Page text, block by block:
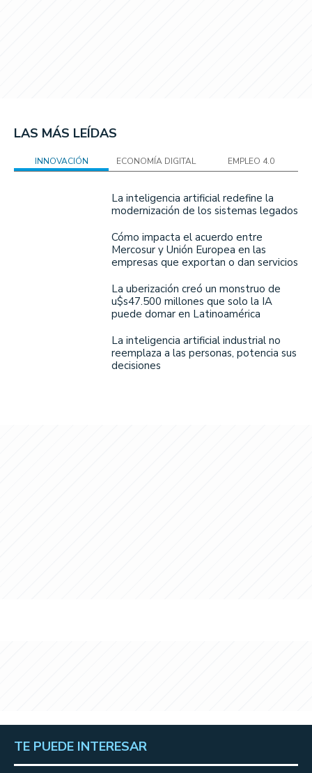
LAS MÁS LEÍDAS
INNOVACIÓN ECONOMÍA DIGITAL EMPLEO 4.0
La inteligencia artificial redefine la
modernización de los sistemas legados
Cómo impacta el acuerdo entre
Mercosur y Unión Europea en las
empresas que exportan o dan servicios
La uberización creó un monstruo de
u$s47.500 millones que solo la IA
puede domar en Latinoamérica
La inteligencia artificial industrial no
reemplaza a las personas, potencia sus
decisiones
TE PUEDE INTERESAR